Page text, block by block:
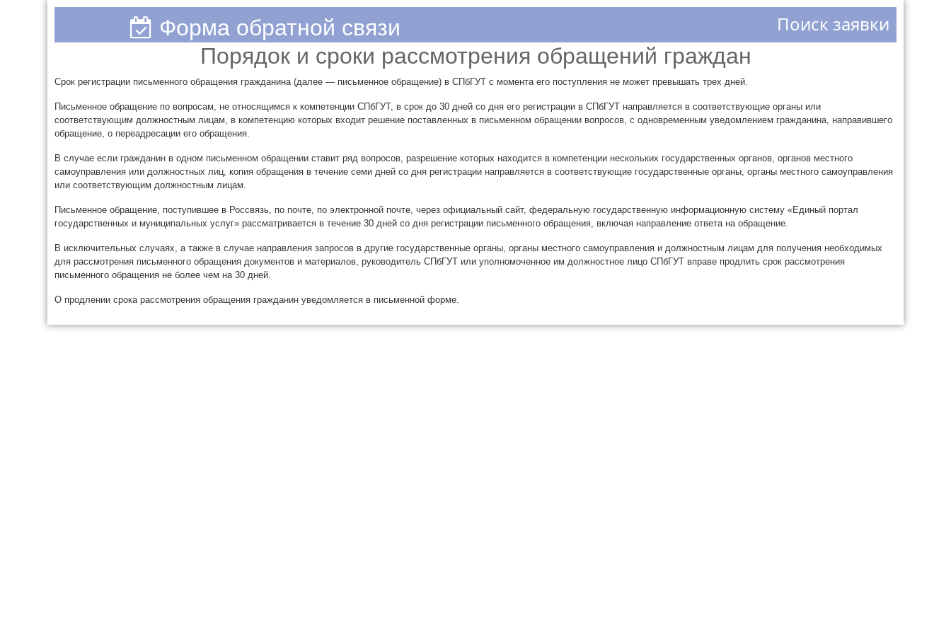
Форма обратной связи Поиск заявки
Порядок и сроки рассмотрения обращений граждан
Срок регистрации письменного обращения гражданина (далее — письменное обращение) в СПбГУТ с момента его поступления не может превышать трех дней.
Письменное обращение по вопросам, не относящимся к компетенции СПбГУТ, в срок до 30 дней со дня его регистрации в СПбГУТ направляется в соответствующие органы или
соответствующим должностным лицам, в компетенцию которых входит решение поставленных в письменном обращении вопросов, с одновременным уведомлением гражданина, направившего
обращение, о переадресации его обращения.
В случае если гражданин в одном письменном обращении ставит ряд вопросов, разрешение которых находится в компетенции нескольких государственных органов, органов местного
самоуправления или должностных лиц, копия обращения в течение семи дней со дня регистрации направляется в соответствующие государственные органы, органы местного самоуправления
или соответствующим должностным лицам.
Письменное обращение, поступившее в Россвязь, по почте, по электронной почте, через официальный сайт, федеральную государственную информационную систему «Единый портал
государственных и муниципальных услуг» рассматривается в течение 30 дней со дня регистрации письменного обращения, включая направление ответа на обращение.
В исключительных случаях, а также в случае направления запросов в другие государственные органы, органы местного самоуправления и должностным лицам для получения необходимых
для рассмотрения письменного обращения документов и материалов, руководитель СПбГУТ или уполномоченное им должностное лицо СПбГУТ вправе продлить срок рассмотрения
письменного обращения не более чем на 30 дней.
О продлении срока рассмотрения обращения гражданин уведомляется в письменной форме.